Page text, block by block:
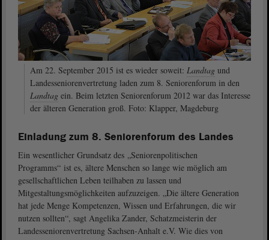
Am 22. September 2015 ist es wieder soweit: Landtag und
Landesseniorenvertretung laden zum 8. Seniorenforum in den
Landtag ein. Beim letzten Seniorenforum 2012 war das Interesse
der älteren Generation groß. Foto: Klapper, Magdeburg
Einladung zum 8. Seniorenforum des Landes
Ein wesentlicher Grundsatz des „Seniorenpolitischen
Programms“ ist es, ältere Menschen so lange wie möglich am
gesellschaftlichen Leben teilhaben zu lassen und
Mitgestaltungsmöglichkeiten aufzuzeigen. „Die ältere Generation
hat jede Menge Kompetenzen, Wissen und Erfahrungen, die wir
nutzen sollten“, sagt Angelika Zander, Schatzmeisterin der
Landesseniorenvertretung Sachsen-Anhalt e.V. Wie dies von